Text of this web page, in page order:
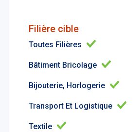
Filière cible
Toutes Filières
Bâtiment Bricolage
Bijouterie, Horlogerie
Transport Et Logistique
Textile